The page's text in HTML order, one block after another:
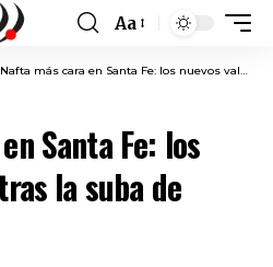
Font
Resizer
Aa
Nafta más cara en Santa Fe: los nuevos valores tras la suba de marzo
Santa Fe: los
la suba de